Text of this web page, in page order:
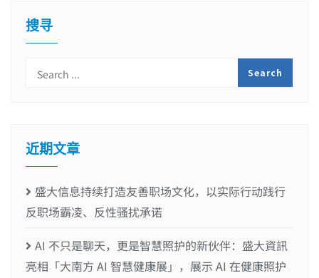
搜寻
近期文章
盛大信息持续打造友善职场文化，以实际行动践行
反职场霸凌、反性骚扰承诺
AI 不只是聊天，更是智慧照护的新伙伴：盛大資訊
亮相「大南方 AI 智慧健康展」，展示 AI 在健康照护